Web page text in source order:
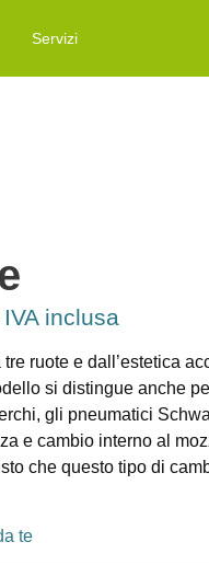
Servizi
IVA inclusa
ruote e dall’estetica
si distingue anche
gli pneumatici
e cambio interno al
che questo tipo di
te